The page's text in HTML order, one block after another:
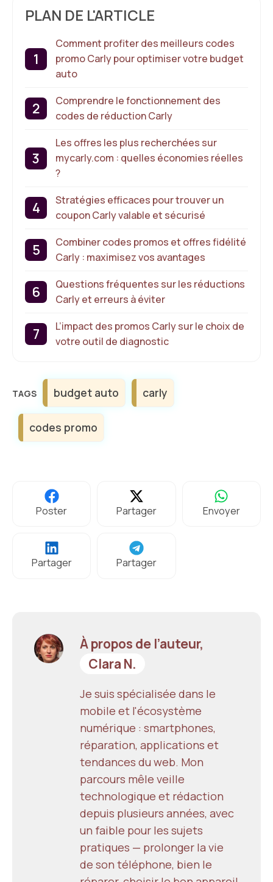
PLAN DE L'ARTICLE
Comment profiter des meilleurs codes
promo Carly pour optimiser votre budget
auto
Comprendre le fonctionnement des
codes de réduction Carly
Les offres les plus recherchées sur
mycarly.com : quelles économies réelles
?
Stratégies efficaces pour trouver un
coupon Carly valable et sécurisé
Combiner codes promos et offres fidélité
Carly : maximisez vos avantages
Questions fréquentes sur les réductions
Carly et erreurs à éviter
L’impact des promos Carly sur le choix de
votre outil de diagnostic
Étiquettes
budget auto carly
codes promo
Poster Partager Envoyer
Partager Partager
À propos de l’auteur,
Clara N.
Je suis spécialisée dans le
mobile et l'écosystème
numérique : smartphones,
réparation, applications et
tendances du web. Mon
parcours mêle veille
technologique et rédaction
depuis plusieurs années, avec
un faible pour les sujets
pratiques — prolonger la vie
de son téléphone, bien le